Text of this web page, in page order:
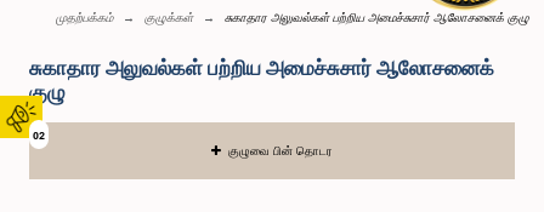
02
முதற்பக்கம் குழுக்கள் சுகாதார அலுவல்கள் பற்றிய அமைச்சுசார் ஆலோசனைக் குழு
சுகாதார அலுவல்கள் பற்றிய அமைச்சுசார் ஆலோசனைக்
குழு
குழுவை பின் தொடர